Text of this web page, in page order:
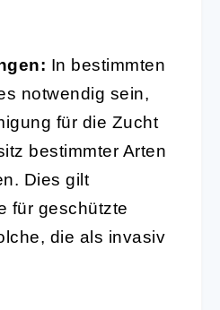
In bestimmten
notwendig sein,
für die Zucht
bestimmter Arten
Dies gilt
für geschützte
die als invasiv